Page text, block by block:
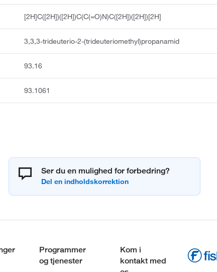
[2H]C([2H])([2H])C(C(=O)N)C([2H])([2H])[2H]
3,3,3-trideuterio-2-(trideuteriomethyl)propanamid
93.16
93.1061
Ser du en mulighed for forbedring?
Programmer
og tjenester
Kom i
kontakt med